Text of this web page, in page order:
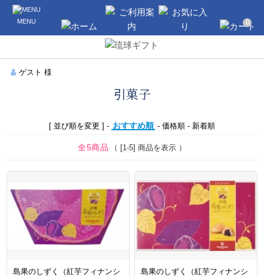
沖縄のギフト・引き出物の通販なら琉球
ギフト
ゲスト 様
引菓子
[ 並び順を変更 ] - おすすめ順 - 価格順- 新着順
全5商品 （ [1-5] 商品を表示 ）
島果のしずく（紅芋フィナンシ
島果のしずく（紅芋フィナンシ
ご利用案内
0
MENU